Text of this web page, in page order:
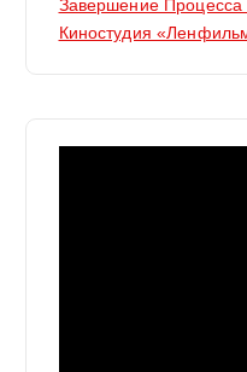
Завершение
Киностудия